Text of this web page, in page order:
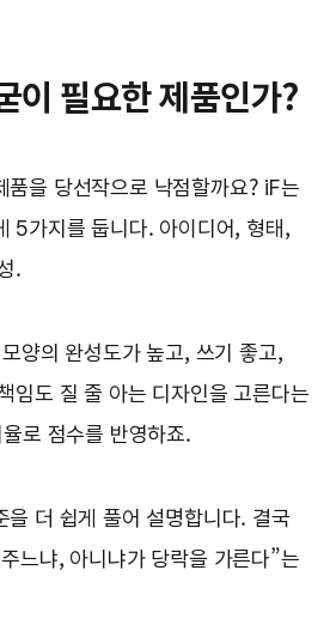
이 필요한 제품인가?
품을 당선작으로 낙점할까요? iF는
5가지를 둡니다. 아이디어, 형태,
.
양의 완성도가 높고, 쓰기 좋고,
임도 질 줄 아는 디자인을 고른다는
로 점수를 반영하죠.
을 더 쉽게 풀어 설명합니다. 결국
느냐, 아니냐가 당락을 가른다”는